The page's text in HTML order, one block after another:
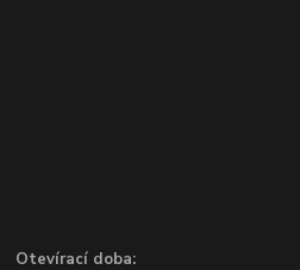
Otevírací doba: